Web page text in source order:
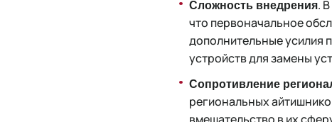
Сложность внедрения.
что первоначальное
дополнительные усилия
устройств для замены
Сопротивление
региональных